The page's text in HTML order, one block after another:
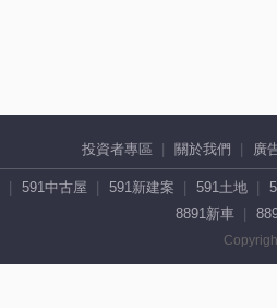
投資者專區 關於我們 廣
591中古屋 591新建案 591土地
8891新車